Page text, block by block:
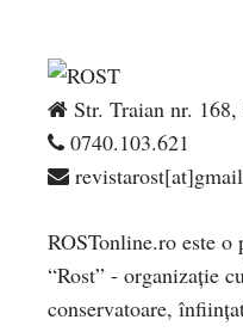
Str. Traian nr.
0740.103.621
ROSTonline.ro este
“Rost” - organizaţie
conservatoare,